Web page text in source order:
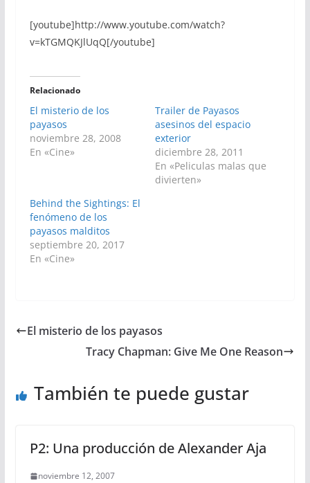
[youtube]http://www.youtube.com/watch?
v=kTGMQKJlUqQ[/youtube]
Relacionado
El misterio de los
payasos
noviembre 28, 2008
En «Cine»
Trailer de Payasos
asesinos del espacio
exterior
diciembre 28, 2011
En «Peliculas malas que
divierten»
Behind the Sightings: El
fenómeno de los
payasos malditos
septiembre 20, 2017
En «Cine»
El misterio de los payasos
Tracy Chapman: Give Me One Reason
También te puede gustar
P2: Una producción de Alexander Aja
noviembre 12, 2007